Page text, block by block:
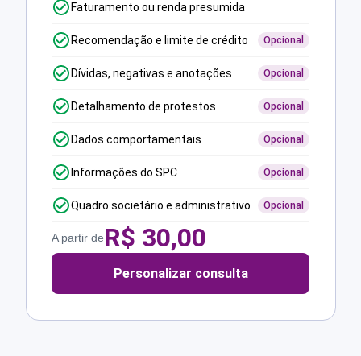
Faturamento ou renda presumida
Recomendação e limite de crédito Opcional
Dívidas, negativas e anotações Opcional
Detalhamento de protestos Opcional
Dados comportamentais Opcional
Informações do SPC Opcional
Quadro societário e administrativo Opcional
A partir deR$ 30,00
Personalizar consulta